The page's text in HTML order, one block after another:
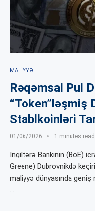
MALIYYƏ
Rəqəmsal Pul
“Token”ləşmiş
Stablkoinləri
01/06/2026 1 minutes read
İngiltərə Bankının (BoE)
Greene) Dubrovnikdə
maliyyə dünyasında
…